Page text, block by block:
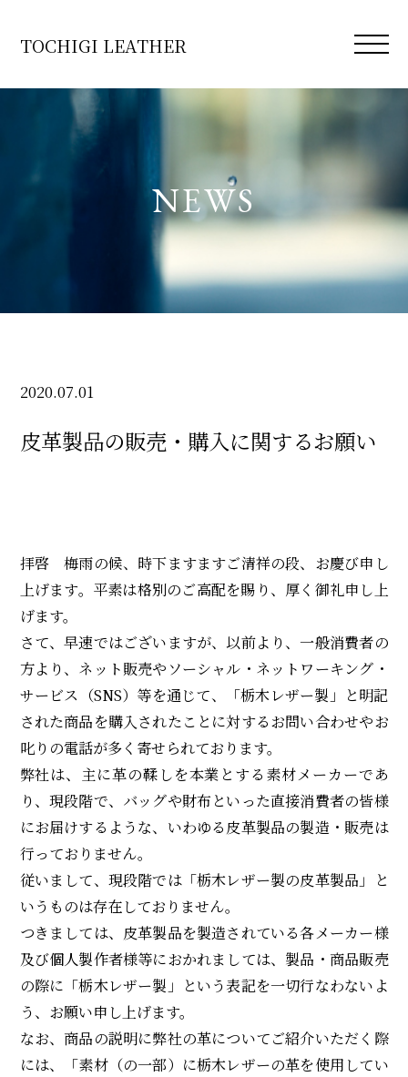
TOCHIGI LEATHER
COLUMN
WORKS
PROCESS
Q&A
COMPANY
nogake
CONTACT
ONLINE SHOP
NEWS
2020.07.01
皮革製品の販売・購入に関するお願い
拝啓 梅雨の候、時下ますますご清祥の段、お慶び申し
上げます。平素は格別のご高配を賜り、厚く御礼申し上
げます。
さて、早速ではございますが、以前より、一般消費者の
方より、ネット販売やソーシャル・ネットワーキング・
サービス（SNS）等を通じて、「栃木レザー製」と明記
された商品を購入されたことに対するお問い合わせやお
叱りの電話が多く寄せられております。
弊社は、主に革の鞣しを本業とする素材メーカーであ
り、現段階で、バッグや財布といった直接消費者の皆様
にお届けするような、いわゆる皮革製品の製造・販売は
行っておりません。
従いまして、現段階では「栃木レザー製の皮革製品」と
いうものは存在しておりません。
つきましては、皮革製品を製造されている各メーカー様
及び個人製作者様等におかれましては、製品・商品販売
の際に「栃木レザー製」という表記を一切行なわないよ
う、お願い申し上げます。
なお、商品の説明に弊社の革についてご紹介いただく際
には、「素材（の一部）に栃木レザーの革を使用してい